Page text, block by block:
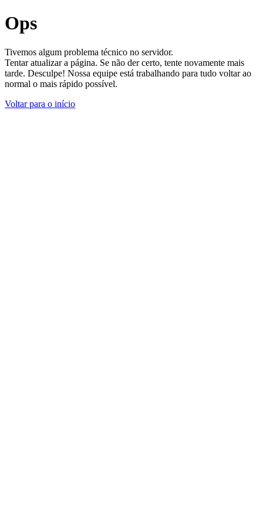
Ops
Tivemos algum problema técnico no servidor.
Tentar atualizar a página. Se não der certo, tente novamente mais
tarde. Desculpe! Nossa equipe está trabalhando para tudo voltar ao
normal o mais rápido possível.
Voltar para o início